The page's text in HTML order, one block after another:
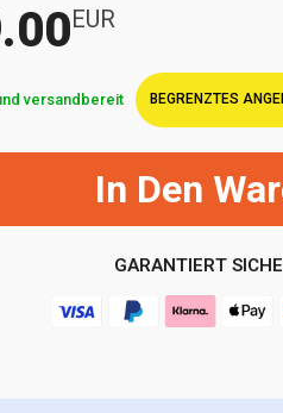
EUR
versandbereit BEGRENZTES
In Den
GARANTIERT